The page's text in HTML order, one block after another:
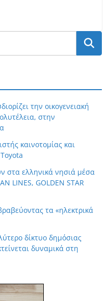
την οικογενειακή
στην
καινοτομίας και
στα ελληνικά νησιά μέσα
LINES, GOLDEN STAR
τα «ηλεκτρικά
δίκτυο δημόσιας
δυναμικά στη